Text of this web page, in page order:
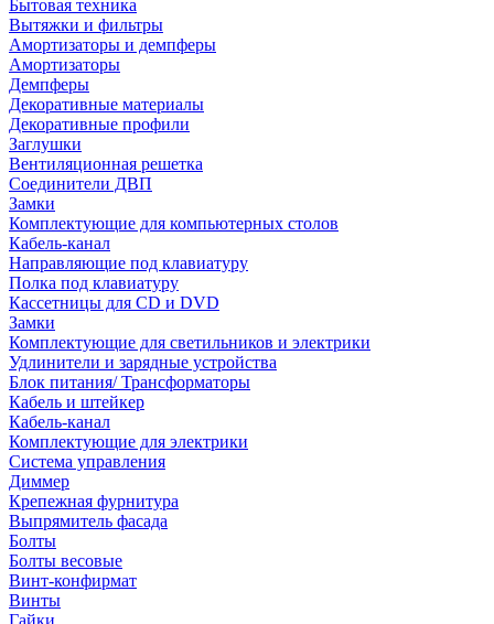
Бытовая техника
Вытяжки и фильтры
Амортизаторы и демпферы
Амортизаторы
Демпферы
Декоративные материалы
Декоративные профили
Заглушки
Вентиляционная решетка
Соединители ДВП
Замки
Комплектующие для компьютерных столов
Кабель-канал
Направляющие под клавиатуру
Полка под клавиатуру
Кассетницы для CD и DVD
Замки
Комплектующие для светильников и электрики
Удлинители и зарядные устройства
Блок питания/ Трансформаторы
Кабель и штейкер
Кабель-канал
Комплектующие для электрики
Система управления
Диммер
Крепежная фурнитура
Выпрямитель фасада
Болты
Болты весовые
Винт-конфирмат
Винты
Гайки